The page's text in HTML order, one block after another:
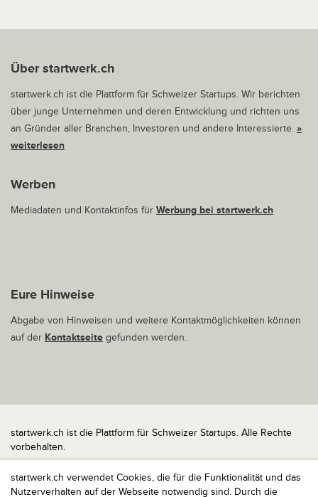
startwerk.ch verwendet Cookies, die für die Funktionalität und das
Nutzerverhalten auf der Webseite notwendig sind. Durch die
Über startwerk.ch
startwerk.ch ist die Plattform für Schweizer Startups. Wir berichten
über junge Unternehmen und deren Entwicklung und richten uns
an Gründer aller Branchen, Investoren und andere Interessierte. »
weiterlesen
Werben
Mediadaten und Kontaktinfos für Werbung bei startwerk.ch
Eure Hinweise
Abgabe von Hinweisen und weitere Kontaktmöglichkeiten können
auf der Kontaktseite gefunden werden.
startwerk.ch ist die Plattform für Schweizer Startups. Alle Rechte
vorbehalten.
Impressum
Kontakt